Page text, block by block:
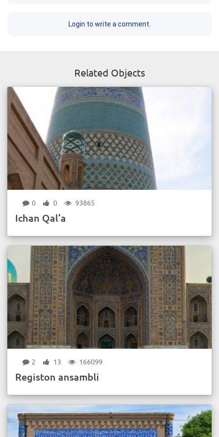
Login to write a comment.
Related Objects
0 0 93865
Ichan Qal‘a
2 13 166099
Registon ansambli